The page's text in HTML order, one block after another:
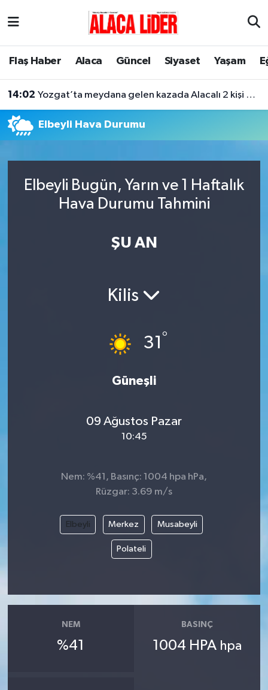
Flaş Haber Alaca Güncel Siyaset Yaşam
14:02 Yozgat’ta meydana gelen kazada Alacalı 2 kişi hayatını kaybetti
Elbeyli Hava Durumu
Elbeyli Bugün, Yarın ve 1 Haftalık
Hava Durumu Tahmini
ŞU AN
Kilis
31 °
Güneşli
09 Ağustos Pazar
10:45
Nem: %41, Basınç: 1004 hpa hPa,
Rüzgar: 3.69 m/s
Elbeyli Merkez Musabeyli
Polateli
NEM
%41
BASINÇ
1004 HPA hpa
Çorum Nöbetçi Eczaneler
Tüm Manşetler